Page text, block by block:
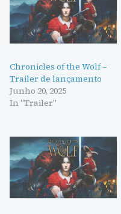
Chronicles of the Wolf –
Trailer de lançamento
Junho 20, 2025
In "Trailer"